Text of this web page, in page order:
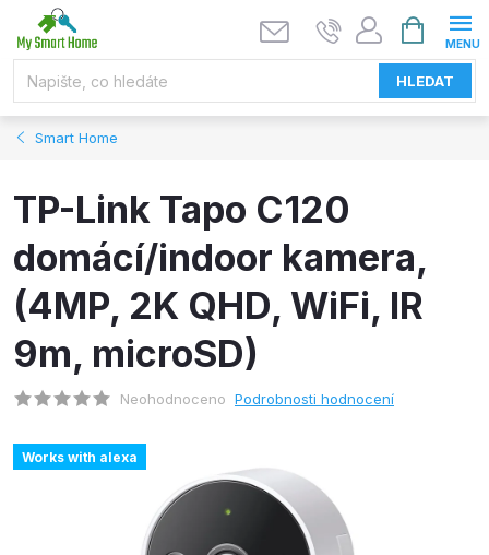
HLEDAT
NÁKUPNÍ
KOŠÍK
Smart Home
TP-Link Tapo C120
domácí/indoor kamera,
(4MP, 2K QHD, WiFi, IR
9m, microSD)
Neohodnoceno Podrobnosti hodnocení
Works with alexa